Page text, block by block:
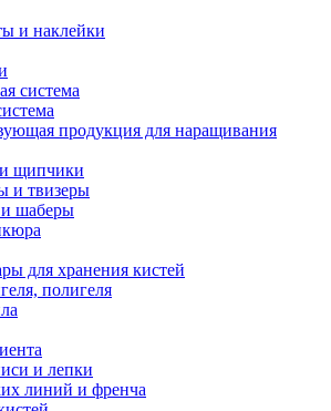
и наклейки
система
продукция для наращивания
щипчики
и твизеры
шаберы
для хранения кистей
полигеля
и лепки
линий и френча